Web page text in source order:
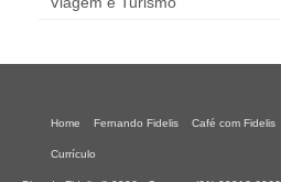
Home Fernando Fidelis Café com Fidelis
Currículo